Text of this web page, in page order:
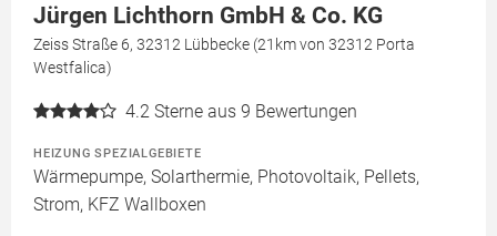
Jürgen Lichthorn GmbH & Co. KG
Zeiss Straße 6, 32312 Lübbecke (21km von 32312 Porta
Westfalica)
4.2 Sterne aus 9 Bewertungen
HEIZUNG SPEZIALGEBIETE
Wärmepumpe, Solarthermie, Photovoltaik, Pellets,
Strom, KFZ Wallboxen